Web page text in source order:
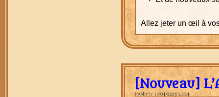
Allez jeter un œil à
[Nouveau]
Publié le 17/04/2025 21:24